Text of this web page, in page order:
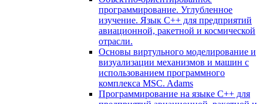
программирование. Углубленное
изучение. Язык С++ для предприятий
авиационной, ракетной и космической
отрасли.
Основы виртульного моделирование и
визуализации механизмов и машин с
использованием программного
комплекса MSC. Adams
Программирование на языке С++ для